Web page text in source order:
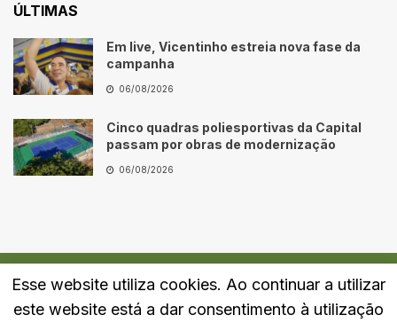
ÚLTIMAS
Em live, Vicentinho estreia nova fase da
campanha
06/08/2026
Cinco quadras poliesportivas da Capital
passam por obras de modernização
06/08/2026
Quem Somos Fale Conosco Política de Privacidade
Esse website utiliza cookies. Ao continuar a utilizar
este website está a dar consentimento à utilização